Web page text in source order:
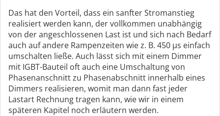
Das hat den Vorteil, dass ein sanfter Stromanstieg
realisiert werden kann, der vollkommen unabhängig
von der angeschlossenen Last ist und sich nach Bedarf
auch auf andere Rampenzeiten wie z. B. 450 µs einfach
umschalten ließe. Auch lässt sich mit einem Dimmer
mit IGBT-Bauteil oft auch eine Umschaltung von
Phasenanschnitt zu Phasenabschnitt innerhalb eines
Dimmers realisieren, womit man dann fast jeder
Lastart Rechnung tragen kann, wie wir in einem
späteren Kapitel noch erläutern werden.